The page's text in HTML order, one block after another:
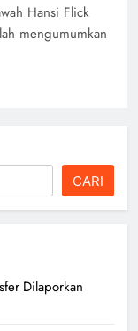
Hansi Flick
mengumumkan
CARI
Dilaporkan